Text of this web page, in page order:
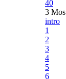
40
3 Mos
intro
1
2
3
4
5
6